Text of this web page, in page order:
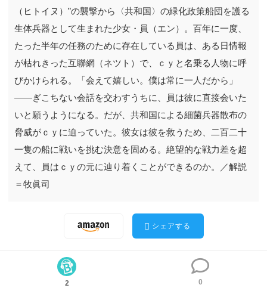
（ヒトイヌ）”の襲撃から〈共和国〉の緑化政策船団を護る
生体兵器として生まれた少女・員（エン）。百年に一度、
たった半年の任務のために存在している員は、ある日情報
が枯れきった互聯網（ネツト）で、ｃｙと名乗る人物に呼
びかけられる。「会えて嬉しい。僕は常に一人だから」
――ぎこちない会話を交わすうちに、員は彼に直接会いた
いと願うようになる。だが、共和国による細菌兵器散布の
脅威がｃｙに迫っていた。彼女は彼を救うため、二百二十
一隻の船に戦いを挑む決意を固める。絶望的な戦力差を超
えて、員はｃｙの元に辿り着くことができるのか。／解説
＝牧眞司
シェアする
2 0